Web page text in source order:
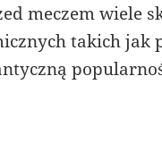
meczem wiele
takich jak